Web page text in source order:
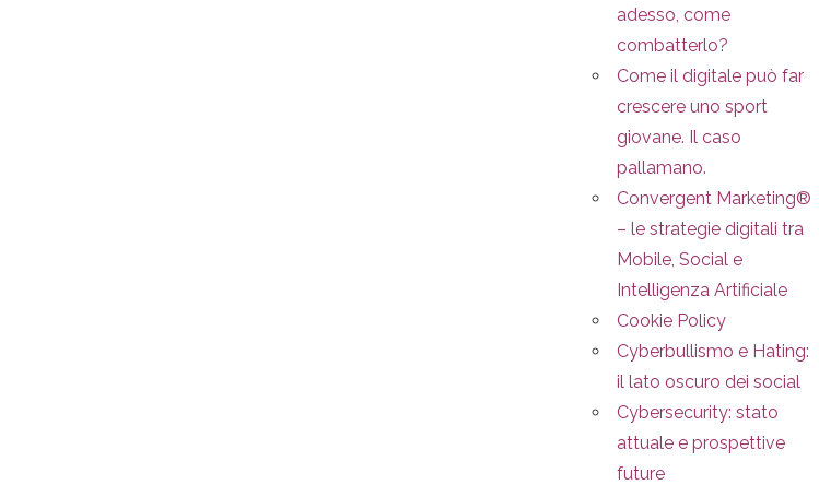
adesso, come
combatterlo?
Come il digitale può far
crescere uno sport
giovane. Il caso
pallamano.
Convergent Marketing®
– le strategie digitali tra
Mobile, Social e
Intelligenza Artificiale
Cookie Policy
Cyberbullismo e Hating:
il lato oscuro dei social
Cybersecurity: stato
attuale e prospettive
future